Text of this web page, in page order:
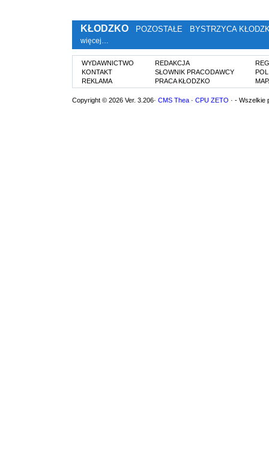
KŁODZKO POZOSTAŁE BYSTRZYCA
więcej…
WYDAWNICTWO
KONTAKT
REKLAMA
REDAKCJA
SŁOWNIK PRACODAWCY
PRACA KŁODZKO
Copyright © 2026 Ver. 3.206· CMS Thea · CPU ZETO · - Wszelkie